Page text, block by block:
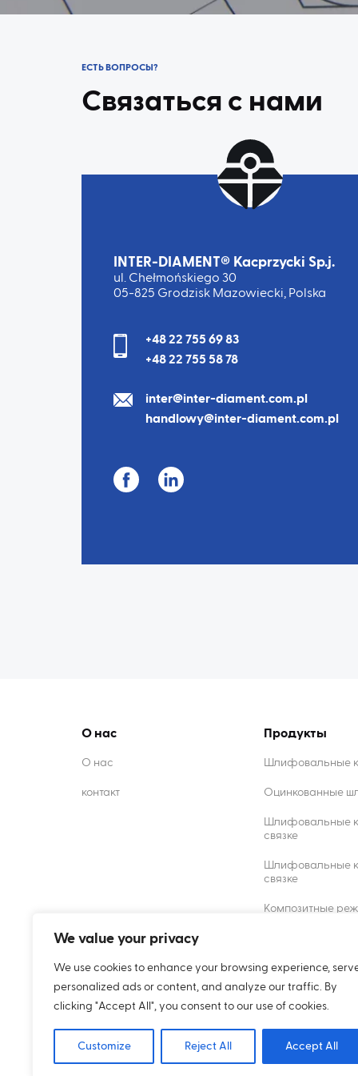
We value your privacy
We use cookies to enhance your browsing experience,
personalized ads or content, and analyze our traffic. By
clicking "Accept All", you consent to our use of cookies.
Customize Reject All Accept All
ЕСТЬ ВОПРОСЫ?
Связаться с нами
INTER-DIAMENT® Kacprzycki Sp.j.
ul. Chełmońskiego 30
05-825 Grodzisk Mazowiecki, Polska
+48 22 755 69 83
+48 22 755 58 78
inter@inter-diament.com.pl
handlowy@inter-diament.com.pl
О нас
О нас
контакт
Продукты
Шлифовальные
Оцинкованные
Шлифовальные
связке
Шлифовальные
связке
Композитные
Печенье политика